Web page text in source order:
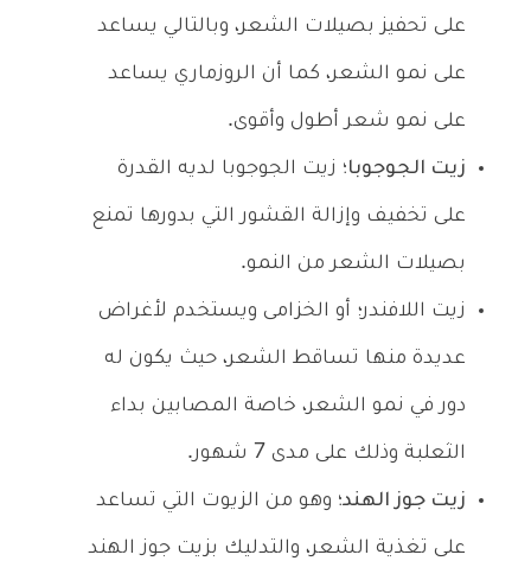
على تحفيز بصيلات الشعر، وبالتالي يساعد
على نمو الشعر، كما أن الروزماري يساعد
على نمو شعر أطول وأقوى.
زيت الجوجوبا؛ زيت الجوجوبا لديه القدرة
على تخفيف وإزالة القشور التي بدورها تمنع
بصيلات الشعر من النمو.
زيت اللافندر؛ أو الخزامى ويستخدم لأغراض
عديدة منها تساقط الشعر، حيث يكون له
دور في نمو الشعر، خاصة المصابين بداء
الثعلبة وذلك على مدى 7 شهور.
زيت جوز الهند؛ وهو من الزيوت التي تساعد
على تغذية الشعر، والتدليك بزيت جوز الهند